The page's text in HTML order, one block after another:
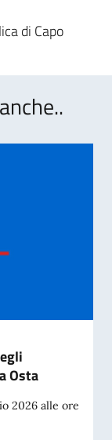
di Capo
Osta
2026 alle ore